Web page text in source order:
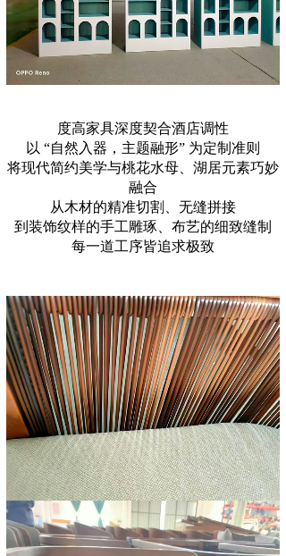
度高家具深度契合酒店调性
以 “自然入器，主题融形” 为定制准则
将现代简约美学与桃花水母、湖居元素巧妙
融合
从木材的精准切割、无缝拼接
到装饰纹样的手工雕琢、布艺的细致缝制
每一道工序皆追求极致